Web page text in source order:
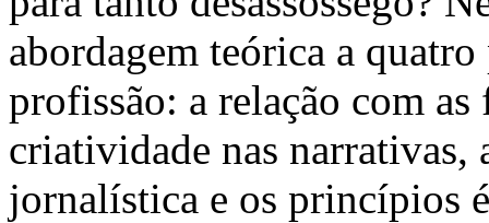
abordagem teórica a
profissão: a relação com
criatividade nas narrativas,
jornalística e os princípios